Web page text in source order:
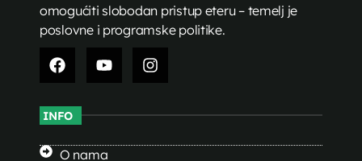
omogućiti slobodan pristup eteru – temelj je
poslovne i programske politike.
INFO
O nama